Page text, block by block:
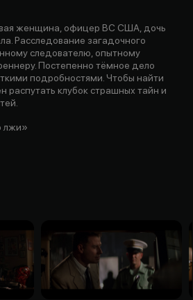
женщина, офицер ВС США, дочь
Расследование загадочного
следователю, опытному
Постепенно тёмное дело
подробностями. Чтобы найти
распутать клубок страшных тайн и
лжи»